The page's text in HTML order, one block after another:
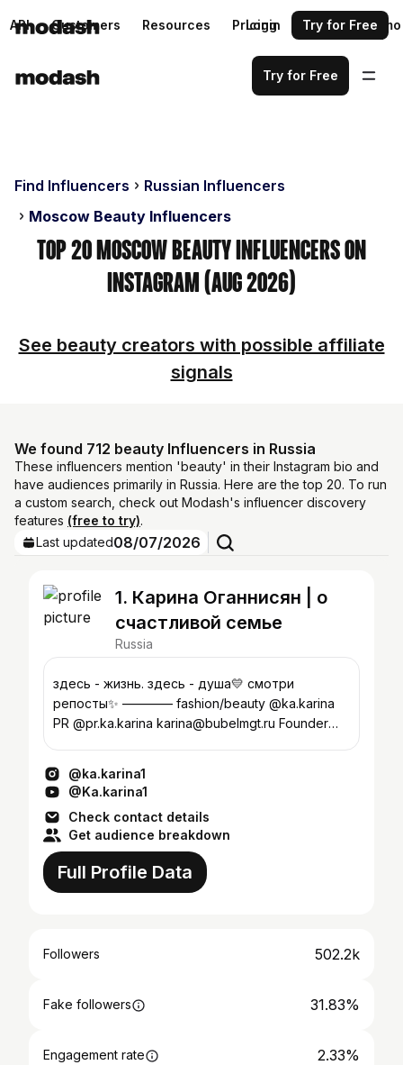
API Customers Resources Pricing Request a demo
Login Try for Free
Try for Free
Find Influencers
Russian Influencers
Moscow Beauty Influencers
Top 20 Moscow Beauty Influencers on
Instagram (Aug 2026)
See beauty creators with possible affiliate
signals
We found 712 beauty Influencers in Russia
These influencers mention 'beauty' in their Instagram bio and
have audiences primarily in Russia. Here are the top 20. To run
a custom search, check out Modash's influencer discovery
features (free to try).
Last updated08/07/2026
1. Карина Оганнисян | о
счастливой семье
Russia
здесь - жизнь. здесь - душа💛 смотри
репосты✨ ———— fashion/beauty @ka.karina
PR @pr.ka.karina karina@bubelmgt.ru Founder
@ka.karina1
@Ka.karina1
Check contact details
Get audience breakdown
Full Profile Data
Followers 502.2k
Fake followers 31.83%
Engagement rate 2.33%